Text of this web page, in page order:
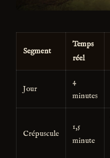
Segment
Temps
réel
Jour
4
minutes
Crépuscule
1,5
minute